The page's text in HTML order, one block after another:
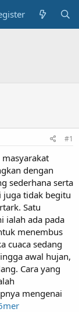
#1
dengan
sederhana serta
juga tidak begitu
Satu
ialah ada pada
menembus
cuaca sedang
awal hujan,
Cara yang
mengenai